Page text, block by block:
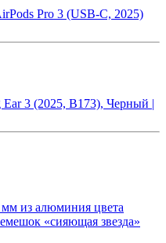
Pro 3 (USB-C, 2025)
3 (2025, B173), Черный |
из алюминия цвета
«сияющая звезда»